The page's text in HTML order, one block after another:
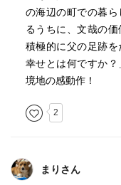
の海辺の町での暮
るうちに、文哉の価
積極的に父の足跡を
幸せとは何ですか
境地の感動作！
2
まりさん